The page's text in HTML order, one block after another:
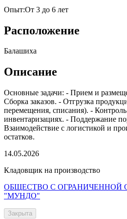
Опыт:От 3 до 6 лет
Расположение
Балашиха
Описание
Основные задачи: - Прием и
Сборка заказов. - Отгрузка
перемещения, списания). - Контроль
инвентаризациях. - Поддержание
Взаимодействие с логистикой и
остатков.
14.05.2026
Кладовщик на производство
ОБЩЕСТВО С ОГРАНИЧЕННОЙ
"МУНДО"
Закрыта